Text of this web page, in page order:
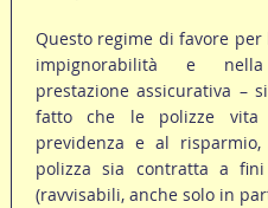
Questo regime di favore per
impignorabilità e
prestazione assicurativa –
fatto che le polizze vita
previdenza e al
polizza sia contratta a fini
(ravvisabili, anche solo in